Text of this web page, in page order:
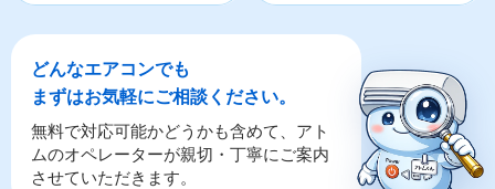
どんなエアコンでも
まずはお気軽にご相談ください。
無料で対応可能かどうかも含めて、アト
ムのオペレーターが親切・丁寧にご案内
させていただきます。